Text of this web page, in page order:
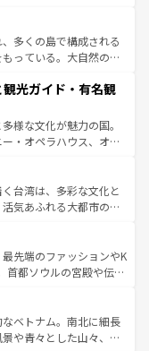
ピング、エンターテイ
トだ。一方、アメリカ
キャニオンやイエロー
美食が融合した独特の
地域で異なる魅力を楽
史を感じることができ
列車の旅も、アメリカ
多くの島で構成される
っている。大自然の神
観光地といえばオアフ
ウイ島やカウアイ島が
く海をはじめ、豊かな
ハスピリット」と呼ば
ワイアンミュージッ
てがハワイの魅力を彩
と感動が待っているハ
光ガイド・有名観
様な文化が魅力の国。
・オペラハウス、オー
ウルル（エアーズロッ
ケアンズの熱帯雨林な
フェやワイン、オージ
り、サーフィンやダイ
ア好きにはたまらな
存分に味わいつくそ
台湾は、多彩な文化と
気あふれる大都市の台
東部など、都市の喧騒
れる人に新しい発見と
深い台湾の食文化も魅
バラエティ豊かな料理
情報は コンテンツ一覧を参
先端のファッションやK
首都ソウルの宮殿や伝統
自然美を楽しむことが
品のストリートフード
いる。夜には、韓国な
ベトナム。南北に細長
や青々とした山々、世